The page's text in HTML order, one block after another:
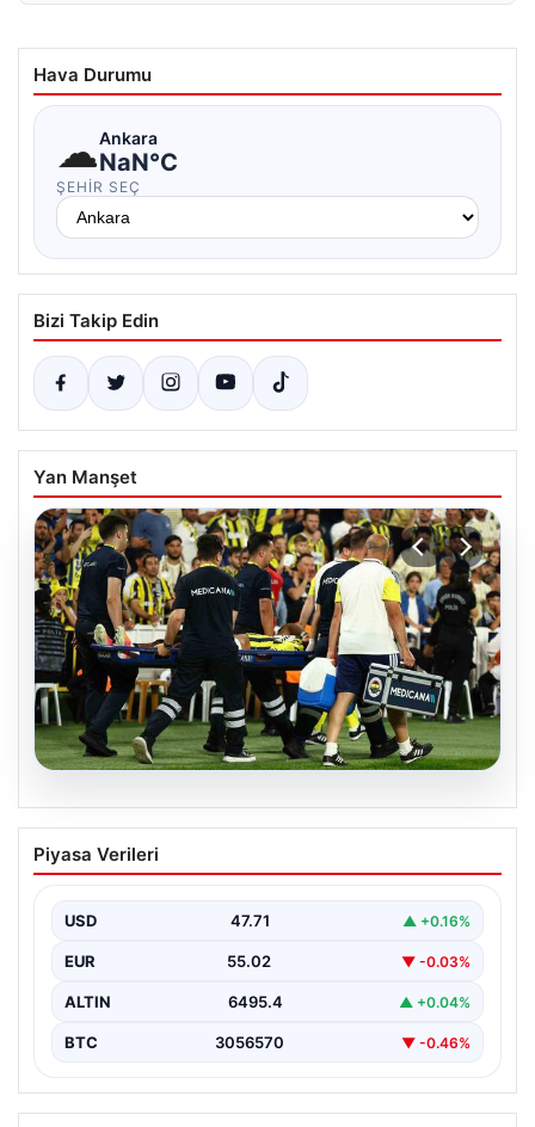
Hava Durumu
☁Ankara
NaN°C
ŞEHIR SEÇ
Bizi Takip Edin
Yan Manşet
05.08.2026
Fenerbahçe’de Sturm Graz Maçında
Oosterwolde’den Üzücü Haber!
gerçekleşen heyecan dolu mücadelede Fenerbahçe'nin
Sturm Graz…
Piyasa Verileri
USD 47.71 ▲ +0.16%
EUR 55.02 ▼ -0.03%
ALTIN 6495.4 ▲ +0.04%
BTC 3056570 ▼ -0.46%